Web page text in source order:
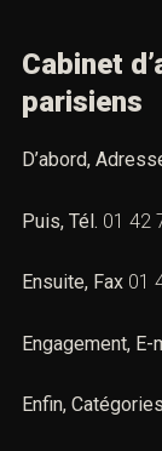
Cabinet
parisiens
D’abord,
Puis, Tél. 01 42
Ensuite, Fax 01
Engagement, E-
Enfin, Catégories